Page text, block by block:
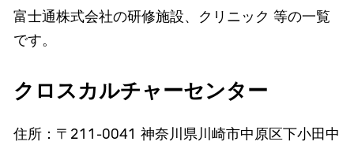
富士通株式会社の研修施設、クリニック 等の一覧
です。
クロスカルチャーセンター
住所：〒211-0041 神奈川県川崎市中原区下小田中